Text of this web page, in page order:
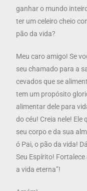
ganhar o mundo
ter um celeiro cheio
pão da vida?
Meu caro amigo! Se
seu chamado para a
cevados que se
tem um propósito
alimentar dele para
do céu! Creia nele! Ele
seu corpo e da sua
ó Pai, o pão da vida!
Seu Espírito!
a vida eterna”!